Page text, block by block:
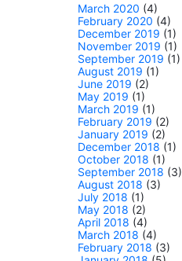
March 2020 (4)
February 2020 (4)
December 2019 (1)
November 2019 (1)
September 2019 (1)
August 2019 (1)
June 2019 (2)
May 2019 (1)
March 2019 (1)
February 2019 (2)
January 2019 (2)
December 2018 (1)
October 2018 (1)
September 2018 (3)
August 2018 (3)
July 2018 (1)
May 2018 (2)
April 2018 (4)
March 2018 (4)
February 2018 (3)